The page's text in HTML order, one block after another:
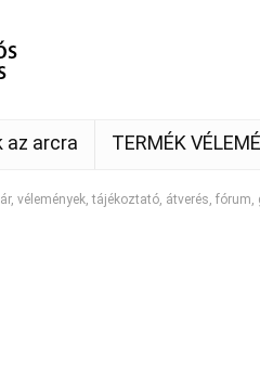
az arcra TERMÉK
vélemények, tájékoztató, átverés,